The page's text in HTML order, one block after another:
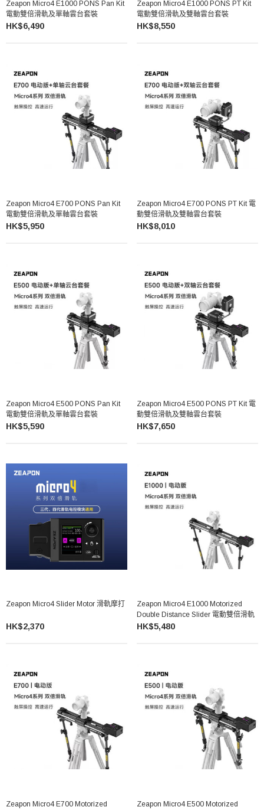
Zeapon Micro4 E1000 PONS Pan Kit
電動雙倍滑軌及單軸雲台套裝
HK$6,490
Zeapon Micro4 E1000 PONS PT Kit
電動雙倍滑軌及雙軸雲台套裝
HK$8,550
Zeapon Micro4 E700 PONS Pan Kit
電動雙倍滑軌及單軸雲台套裝
HK$5,950
Zeapon Micro4 E700 PONS PT Kit 電
動雙倍滑軌及雙軸雲台套裝
HK$8,010
Zeapon Micro4 E500 PONS Pan Kit
電動雙倍滑軌及單軸雲台套裝
HK$5,590
Zeapon Micro4 E500 PONS PT Kit 電
動雙倍滑軌及雙軸雲台套裝
HK$7,650
Zeapon Micro4 Slider Motor 滑軌摩打
HK$2,370
Zeapon Micro4 E1000 Motorized
Double Distance Slider 電動雙倍滑軌
HK$5,480
Zeapon Micro4 E700 Motorized
Zeapon Micro4 E500 Motorized